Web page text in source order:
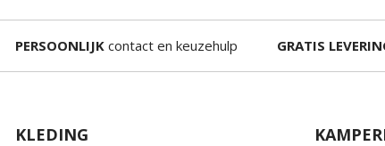
PERSOONLIJK contact en keuzehulp GRATIS
KLEDING